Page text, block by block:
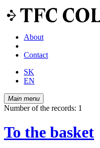
About
Contact
SK
EN
Main menu
Number of the records: 1
To the basket